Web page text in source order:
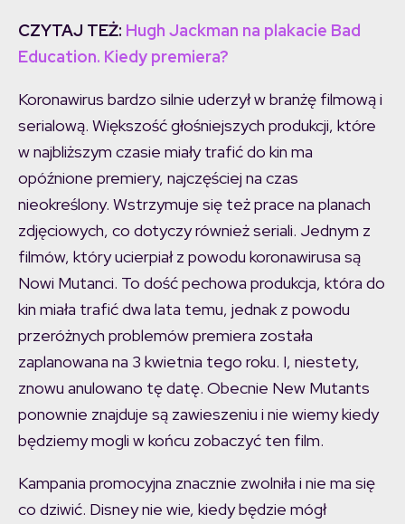
CZYTAJ TEŻ: Hugh Jackman na plakacie Bad
Education. Kiedy premiera?
Koronawirus bardzo silnie uderzył w branżę filmową i
serialową. Większość głośniejszych produkcji, które
w najbliższym czasie miały trafić do kin ma
opóźnione premiery, najczęściej na czas
nieokreślony. Wstrzymuje się też prace na planach
zdjęciowych, co dotyczy również seriali. Jednym z
filmów, który ucierpiał z powodu koronawirusa są
Nowi Mutanci. To dość pechowa produkcja, która do
kin miała trafić dwa lata temu, jednak z powodu
przeróżnych problemów premiera została
zaplanowana na 3 kwietnia tego roku. I, niestety,
znowu anulowano tę datę. Obecnie New Mutants
ponownie znajduje są zawieszeniu i nie wiemy kiedy
będziemy mogli w końcu zobaczyć ten film.
Kampania promocyjna znacznie zwolniła i nie ma się
co dziwić. Disney nie wie, kiedy będzie mógł